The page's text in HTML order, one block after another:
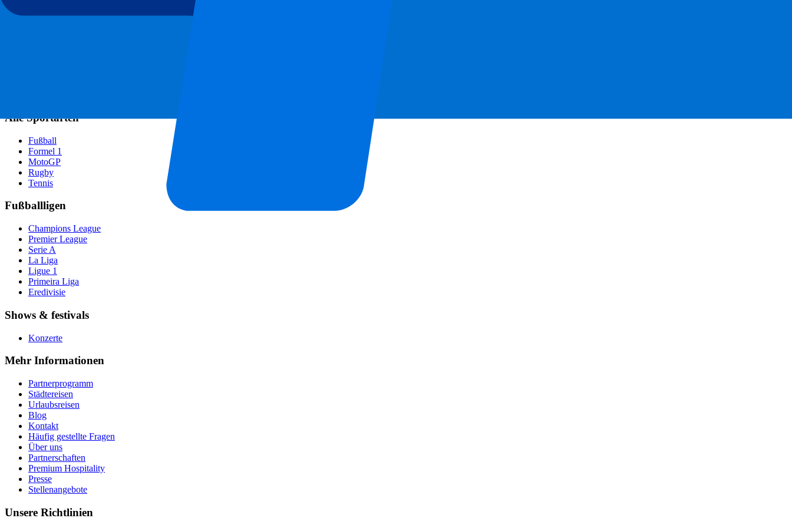
Alle Sportarten
Fußball
Formel 1
MotoGP
Rugby
Tennis
Fußballligen
Champions League
Premier League
Serie A
La Liga
Ligue 1
Primeira Liga
Eredivisie
Shows & festivals
Konzerte
Mehr Informationen
Partnerprogramm
Städtereisen
Urlaubsreisen
Blog
Kontakt
Häufig gestellte Fragen
Über uns
Partnerschaften
Premium Hospitality
Presse
Stellenangebote
Unsere Richtlinien